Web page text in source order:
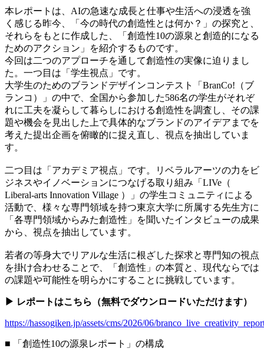
本レポートは、AIの急速な成長と仕事や生活への浸透を強
く感じる昨今、「今の時代の創造性とは何か？」の探究と、
それらをもとに作成した、「創造性10の源泉と創造的になる
ためのアクション」を紹介するものです。
今回は二つのアプローチを通して創造性の実像に迫りまし
た。一つ目は「学生視点」です。
大学生のためのブランドデザインコンテスト「BranCo!（ブ
ランコ）」の中で、全国から参加した586名の学生がそれぞ
れに工夫を凝らして暮らしにおける創造性を調査し、その課
題や機会を見出した上で具体的なブランドのアイデアまでを
考えた提出企画を俯瞰的に捉え直し、視点を抽出していま
す。
二つ目は「アカデミア視点」です。リベラルアーツの力をビ
ジネスやイノベーションにつなげる取り組み「LIVe（
Liberal-arts Innovation Village ）」の学生コミュニティによる
活動で、様々な専門領域を持つ東京大学に所属する先生方に
「各専門領域からみた創造性」を聞いたインタビューの成果
から、視点を抽出しています。
若者の等身大でリアルな生活に根ざした探求と専門知の視点
を掛け合わせることで、「創造性」の本質と、現代ならでは
の課題や可能性を明らかにすることに挑戦しています。
▶︎ レポートはこちら（無料でダウンロードいただけます）
https://hassogiken.jp/assets/cms/2026/06/
■ 「創造性10の源泉レポート」の構成